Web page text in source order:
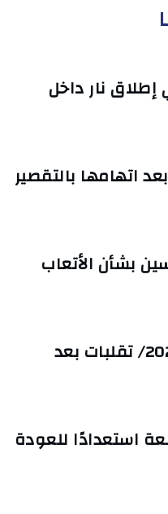
نار داخل
اتهامها بالتقصير
بشأن الأتعاب
طقس الجمعة 7 أوت 2026/ تقلبات بعد
استعدادًا للعودة